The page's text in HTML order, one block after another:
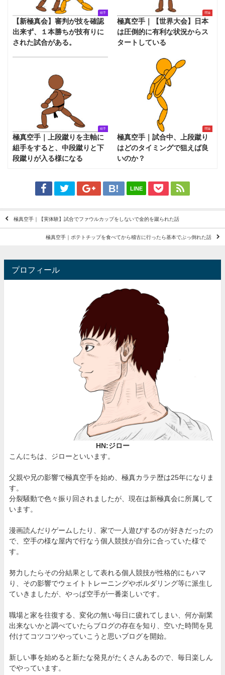
組手
【新極真会】審判が技を確認
出来ず、１本勝ちが技有りに
された試合がある。
理論
極真空手｜【世界大会】日本
は圧倒的に有利な状況からス
タートしている
組手
極真空手｜上段蹴りを主軸に
組手をすると、中段蹴りと下
段蹴りが入る様になる
理論
極真空手｜試合中、上段蹴り
はどのタイミングで狙えば良
いのか？
LINE
極真空手｜【実体験】試合でファウルカップをしないで金的を蹴られた話
極真空手｜ポテトチップを食べてから稽古に行ったら基本でぶっ倒れた話
プロフィール
HN:ジロー
こんにちは、ジローといいます。
父親や兄の影響で極真空手を始め、極真カラテ歴は25年になりま
す。
分裂騒動で色々振り回されましたが、現在は新極真会に所属して
います。
漫画読んだりゲームしたり、家で一人遊びするのが好きだったの
で、空手の様な屋内で行なう個人競技が自分に合っていた様で
す。
努力したらその分結果として表れる個人競技が性格的にもハマ
り、その影響でウェイトトレーニングやボルダリング等に派生し
ていきましたが、やっぱ空手が一番楽しいです。
職場と家を往復する、変化の無い毎日に疲れてしまい、何か副業
出来ないかと調べていたらブログの存在を知り、空いた時間を見
付けてコツコツやっていこうと思いブログを開始。
新しい事を始めると新たな発見がたくさんあるので、毎日楽しん
でやっています。